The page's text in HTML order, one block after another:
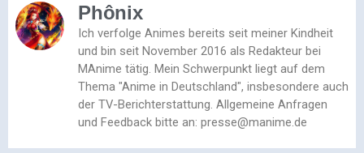
Phônix
Ich verfolge Animes bereits seit meiner Kindheit
und bin seit November 2016 als Redakteur bei
MAnime tätig. Mein Schwerpunkt liegt auf dem
Thema "Anime in Deutschland", insbesondere auch
der TV-Berichterstattung. Allgemeine Anfragen
und Feedback bitte an: presse@manime.de